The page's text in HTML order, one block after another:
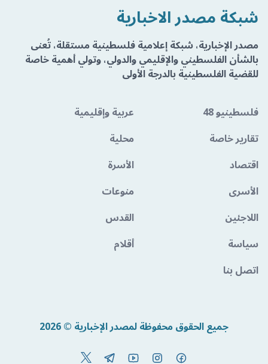
شبكة مصدر الاخبارية
مصدر الإخبارية، شبكة إعلامية فلسطينية مستقلة، تُعنى
بالشأن الفلسطيني والإقليمي والدولي، وتولي أهمية خاصة
للقضية الفلسطينية بالدرجة الأولى
فلسطينيو 48
عربية وإقليمية
تقارير خاصة
محلية
اقتصاد
الأسرة
الأسرى
منوعات
اللاجئين
القدس
سياسة
أقلام
اتصل بنا
جميع الحقوق محفوظة لمصدر الإخبارية © 2026